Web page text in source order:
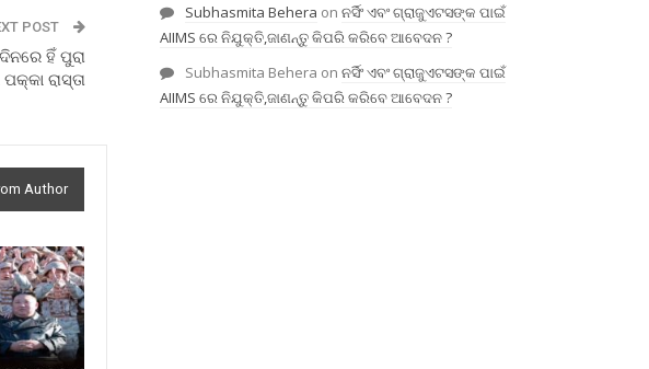
POST
ହିଁ ପୁରା
ରାସ୍ତା
Author
Subhasmita Behera on ନର୍ସିଂ ଏବଂ ଗ୍ରାଜୁଏଟସଙ୍କ ପାଇଁ
AIIMS ରେ ନିଯୁକ୍ତି,ଜାଣନ୍ତୁ କିପରି କରିବେ ଆବେଦନ ?
Subhasmita Behera on ନର୍ସିଂ ଏବଂ ଗ୍ରାଜୁଏଟସଙ୍କ ପାଇଁ
AIIMS ରେ ନିଯୁକ୍ତି,ଜାଣନ୍ତୁ କିପରି କରିବେ ଆବେଦନ ?